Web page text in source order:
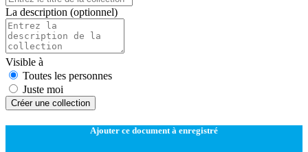
La description (optionnel)
Visible à
Toutes les personnes
Juste moi
Créer une collection
Ajouter ce document à enregistré